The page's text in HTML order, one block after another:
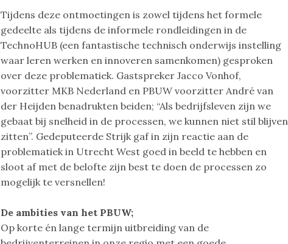
Tijdens deze ontmoetingen is zowel tijdens het formele
gedeelte als tijdens de informele rondleidingen in de
TechnoHUB (een fantastische technisch onderwijs instelling
waar leren werken en innoveren samenkomen) gesproken
over deze problematiek. Gastspreker Jacco Vonhof,
voorzitter MKB Nederland en PBUW voorzitter André van
der Heijden benadrukten beiden; “Als bedrijfsleven zijn we
gebaat bij snelheid in de processen, we kunnen niet stil blijven
zitten”. Gedeputeerde Strijk gaf in zijn reactie aan de
problematiek in Utrecht West goed in beeld te hebben en
sloot af met de belofte zijn best te doen de processen zo
mogelijk te versnellen!
De ambities van het PBUW;
Op korte én lange termijn uitbreiding van de